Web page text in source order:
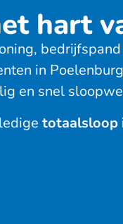
hart
in
en snel
totaalsloop